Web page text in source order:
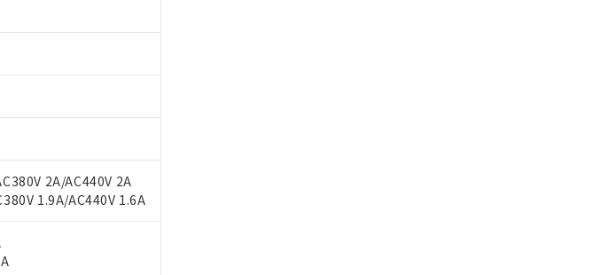
2A/AC440V 2A
1.9A/AC440V 1.6A
い。
対象外となる商品もあることをご了承ください。
更新日時点での社内データに基づき作成されるも
準価格とは異なる場合があることをご了承くださ
、またはお客様担当のオムロン制御機器販売店・
た製品が提供可能な商品です。
状況を調査中または確認中の商品です。
関係のない商品です。
有品と判明した場合などやむを得ず変更すること
以下、ポリ臭化ジフェニルエーテル類(PBDE) 1000ppm以下、
タル酸ブチルベンジル（BBP） 1000ppm以下、フタル酸ジブチ
下
除く。
ていることを示します。
さい。
、 BBP(フタル酸ブチルベンジル) : 1000ppm、
政府の輸出許可(または役務取引許可)を取得する
など、違法に輸出されないよう必要な手段を講じ
生物兵器またはその他武器並びにこれらの製造装